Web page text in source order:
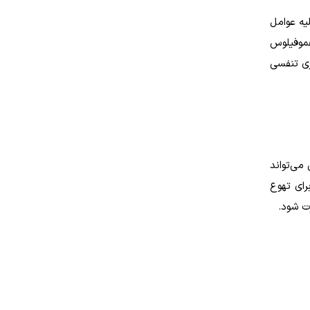
عوامل
تنفسی
تهوع
شود.